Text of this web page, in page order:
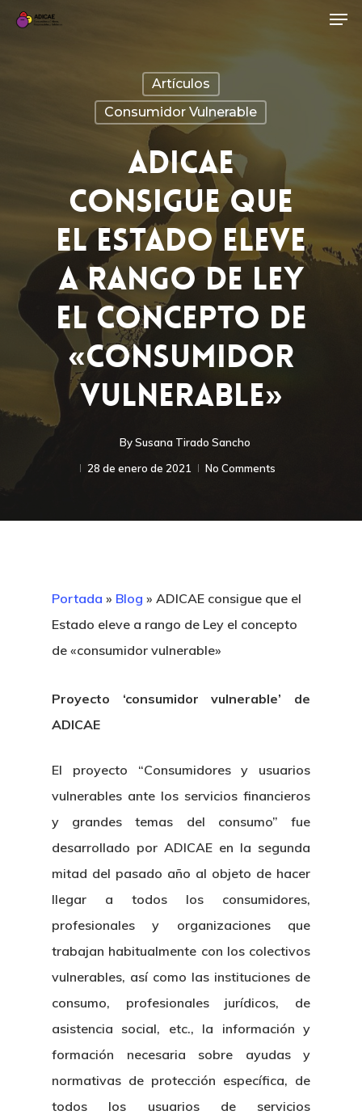
Artículos
Consumidor Vulnerable
ADICAE
Consigue Que
El Estado Eleve
A Rango De Ley
El Concepto De
«consumidor
Vulnerable»
BySusana Tirado Sancho
28 de enero de 2021
No Comments
Portada » Blog » ADICAE consigue que el
Estado eleve a rango de Ley el concepto
de «consumidor vulnerable»
Proyecto ‘consumidor vulnerable’ de
ADICAE
El proyecto “Consumidores y usuarios
vulnerables ante los servicios financieros
y grandes temas del consumo” fue
desarrollado por ADICAE en la segunda
mitad del pasado año al objeto de hacer
llegar a todos los consumidores,
profesionales y organizaciones que
trabajan habitualmente con los colectivos
vulnerables, así como las instituciones de
consumo, profesionales jurídicos, de
asistencia social, etc., la información y
formación necesaria sobre ayudas y
normativas de protección específica, de
todos los usuarios de servicios